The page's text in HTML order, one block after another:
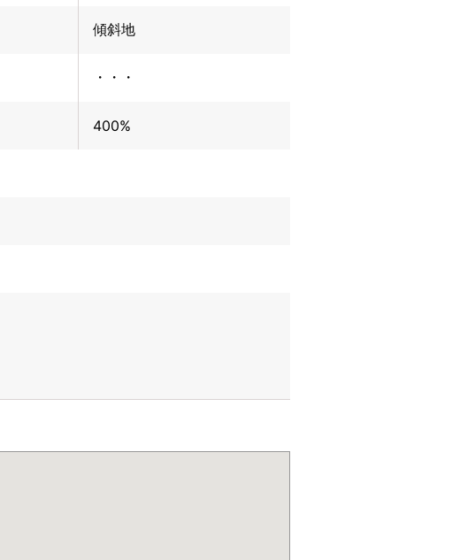
傾斜地
・・・
400%